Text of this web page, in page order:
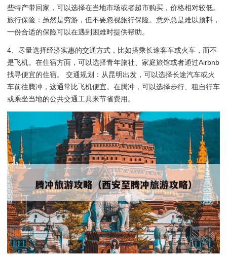
些特产带回家，可以选择在当地市场或者超市购买，价格相对较低。
旅行保险：虽然是穷游，但不要忽视旅行保险。意外总是难以预料，
一份合适的保险可以在遇到困难时提供帮助。
4、尽量选择经济实惠的交通方式，比如搭乘长途客车或火车，而不
是飞机。在住宿方面，可以选择青年旅社、家庭旅馆或者通过Airbnb
找寻便宜的住宿。 交通规划：从昆明出发，可以选择长途汽车或火
车前往腾冲，这通常比飞机便宜。在腾冲，可以选择步行、租自行车
或乘坐当地的公共交通工具来节省费用。